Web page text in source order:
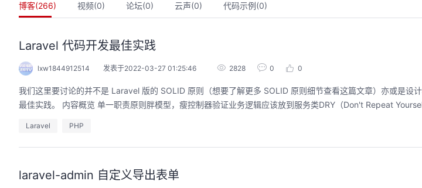
博客(266) 视频(0) 论坛(0) 云声(0) 代码示例(0)
Laravel 代码开发最佳实践
lxw1844912514 发表于2022-03-27 01:25:46 2828 0 0
我们这里要讨论的并不是 Laravel 版的 SOLID 原则（想要了解更多 SOLID 原则细节查看这篇文章）亦或是设
最佳实践。 内容概览 单一职责原则胖模型，瘦控制器验证业务逻辑应该放到服务类DRY（Don't Repeat
Laravel PHP
laravel-admin 自定义导出表单
用码道，让你的AI作品三步上朋友
圈